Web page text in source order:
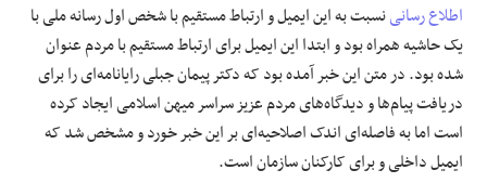
اطلاع رسانینسبت به این ایمیل و ارتباط مستقیم با شخص اول رسانه ملی با
یک حاشیه همراه بود و ابتدا این ایمیل برای ارتباط مستقیم با مردم عنوان
شده بود. در متن این خبر آمده بود که دکتر پیمان جبلی رایانامه‌ای را برای
دریافت پیام‌ها و دیدگاه‌های مردم عزیز سراسر میهن اسلامی ایجاد کرده
است اما به فاصله‌ای اندک اصلاحیه‌ای بر این خبر خورد و مشخص شد که
ایمیل داخلی و برای کارکنان سازمان است.